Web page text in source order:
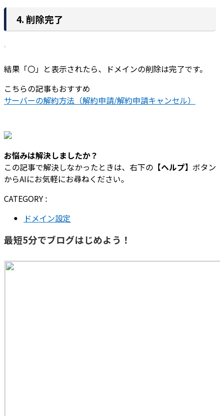
4. 削除完了
結果「〇」と表示されたら、ドメインの削除は完了です。
こちらの記事もおすすめ
サーバーの解約方法（解約申請/解約申請キャンセル）
お悩みは解決しましたか？
この記事で解決しなかったときは、右下の 【ヘルプ】 ボタン
からAIにお気軽にお尋ねください。
CATEGORY :
ドメイン設定
最短5分でブログはじめよう！